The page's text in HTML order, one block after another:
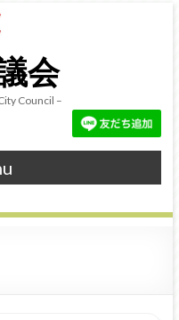
会
Council –